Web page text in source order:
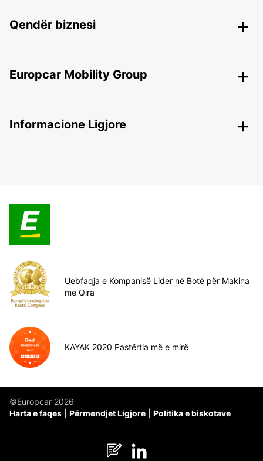
Qendër biznesi
Europcar Mobility Group
Informacione Ligjore
Uebfaqja e Kompanisë Lider në Botë për Makina
me Qira
KAYAK 2020 Pastërtia më e mirë
©Europcar 2026
Harta e faqes
Përmendjet Ligjore Politika e biskotave